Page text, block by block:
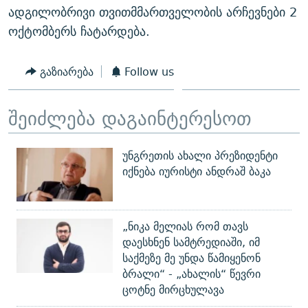
ადგილობრივი თვითმმართველობის არჩევნები 2
ოქტომბერს ჩატარდება.
გაზიარება Follow us
შეიძლება დაგაინტერესოთ
უნგრეთის ახალი პრეზიდენტი
იქნება იურისტი ანდრაშ ბაკა
„ნიკა მელიას რომ თავს
დაესხნენ სამტრედიაში, იმ
საქმეზე მე უნდა წამიყენონ
ბრალი“ - „ახალის“ წევრი
ცოტნე მირცხულავა